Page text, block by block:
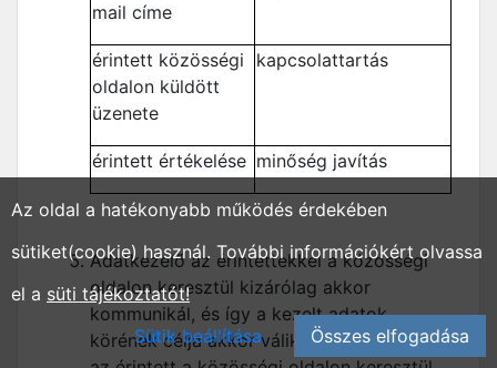
mail címe
érintett közösségi
oldalon küldött
üzenete
kapcsolattartás
érintett értékelése minőség javítás
Adatkezelő az érintettekkel a közösségi
oldalon keresztül kizárólag akkor
kommunikál, és így a kezelt adatok
körének célja akkor válik lényegessé, ha
Az oldal a hatékonyabb működés érdekében
sütiket(cookie) használ. További információkért olvassa
el a süti tájékoztatót!
Sütik beállítása
Összes elfogadása